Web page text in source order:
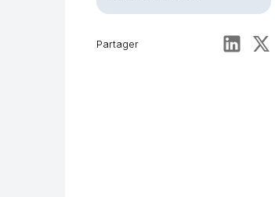
Partager